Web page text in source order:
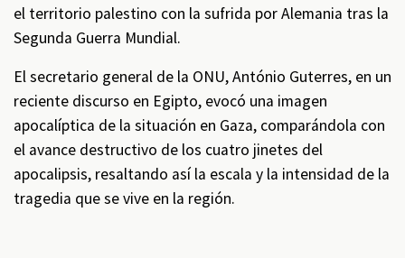
el territorio palestino con la sufrida por Alemania tras la
Segunda Guerra Mundial.
El secretario general de la ONU, António Guterres, en un
reciente discurso en Egipto, evocó una imagen
apocalíptica de la situación en Gaza, comparándola con
el avance destructivo de los cuatro jinetes del
apocalipsis, resaltando así la escala y la intensidad de la
tragedia que se vive en la región.